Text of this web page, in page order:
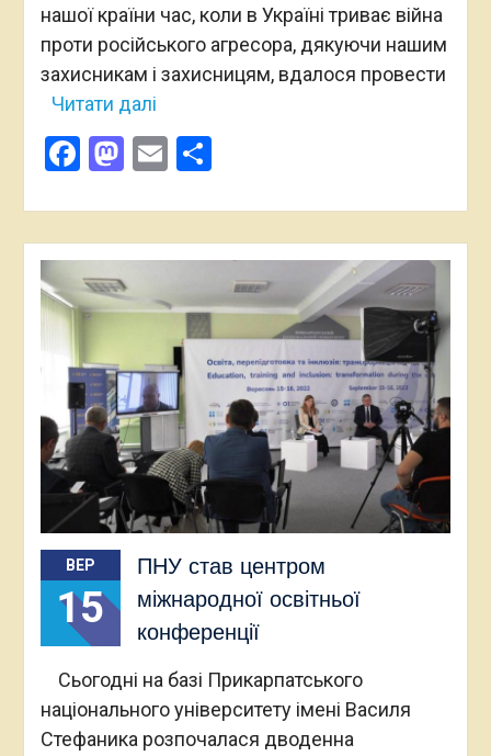
нашої країни час, коли в Україні триває війна
проти російського агресора, дякуючи нашим
захисникам і захисницям, вдалося провести
Читати далі
Facebook
Mastodon
Email
ВЕР
15
ПНУ став центром
міжнародної освітньої
конференції
Сьогодні на базі Прикарпатського
національного університету імені Василя
Стефаника розпочалася дводенна